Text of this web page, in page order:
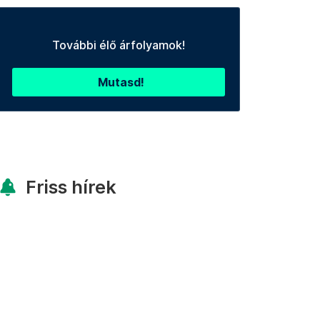
További élő árfolyamok!
Mutasd!
Friss hírek